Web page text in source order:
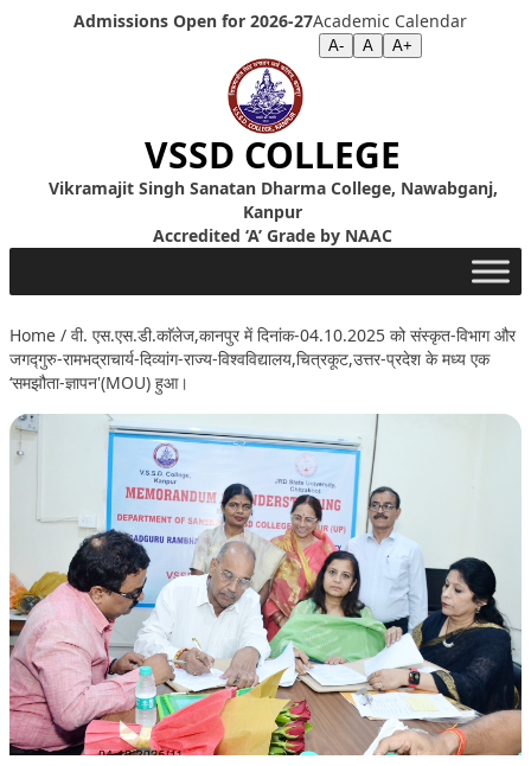
Skip to content
Admissions Open for 2026-27Academic Calendar
A- A A+
VSSD COLLEGE
Vikramajit Singh Sanatan Dharma College, Nawabganj,
Kanpur
Accredited ‘A’ Grade by NAAC
Home / वी. एस.एस.डी.काॅलेज,कानपुर में दिनांक-04.10.2025 को संस्कृत-विभाग और
जगद्गुरु-रामभद्राचार्य-दिव्यांग-राज्य-विश्वविद्यालय,चित्रकूट,उत्तर-प्रदेश के मध्य एक
‘समझौता-ज्ञापन'(MOU) हुआ।